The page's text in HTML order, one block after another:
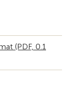
(PDF, 0.1